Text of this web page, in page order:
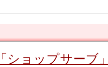
ショップサーブ